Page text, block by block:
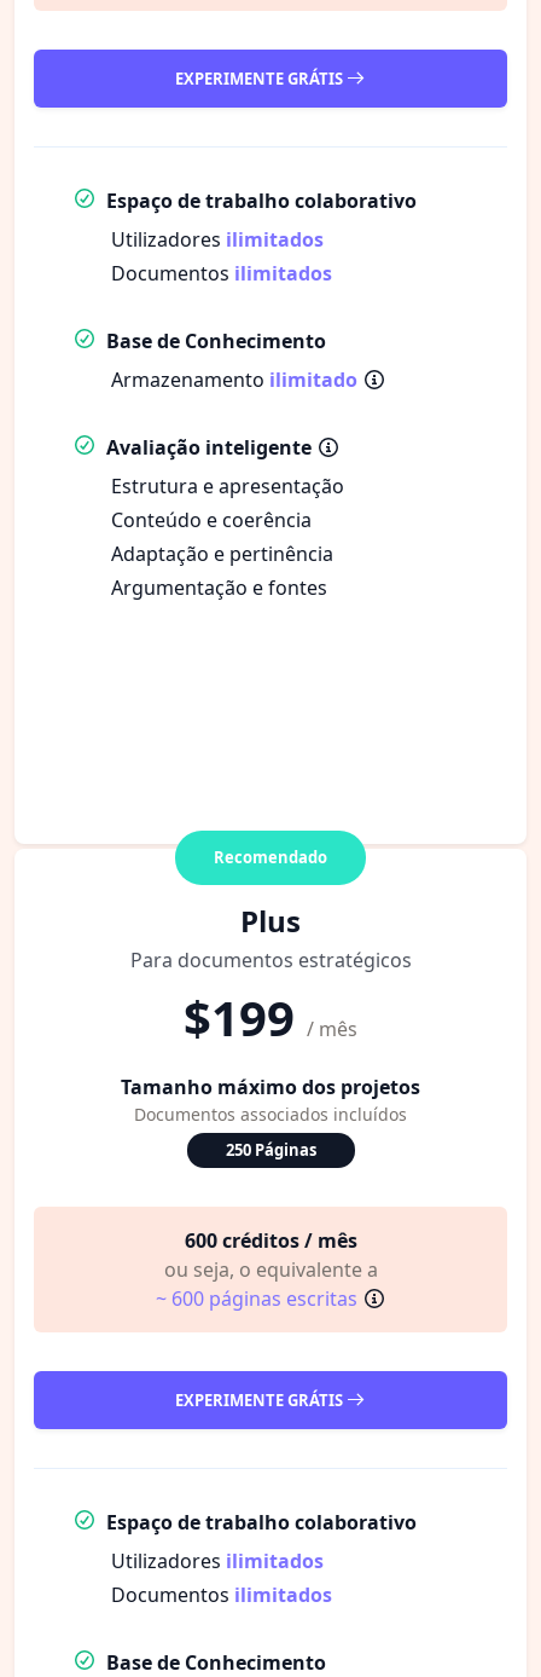
EXPERIMENTE GRÁTIS
Espaço de trabalho colaborativo
Utilizadores ilimitados
Documentos ilimitados
Base de Conhecimento
Armazenamento ilimitado
Avaliação inteligente
Estrutura e apresentação
Conteúdo e coerência
Adaptação e pertinência
Argumentação e fontes
Recomendado
Plus
Para documentos estratégicos
$199 / mês
Tamanho máximo dos projetos
Documentos associados incluídos
250 Páginas
600 créditos / mês
ou seja, o equivalente a
~ 600 páginas escritas
EXPERIMENTE GRÁTIS
Espaço de trabalho colaborativo
Utilizadores ilimitados
Documentos ilimitados
Base de Conhecimento